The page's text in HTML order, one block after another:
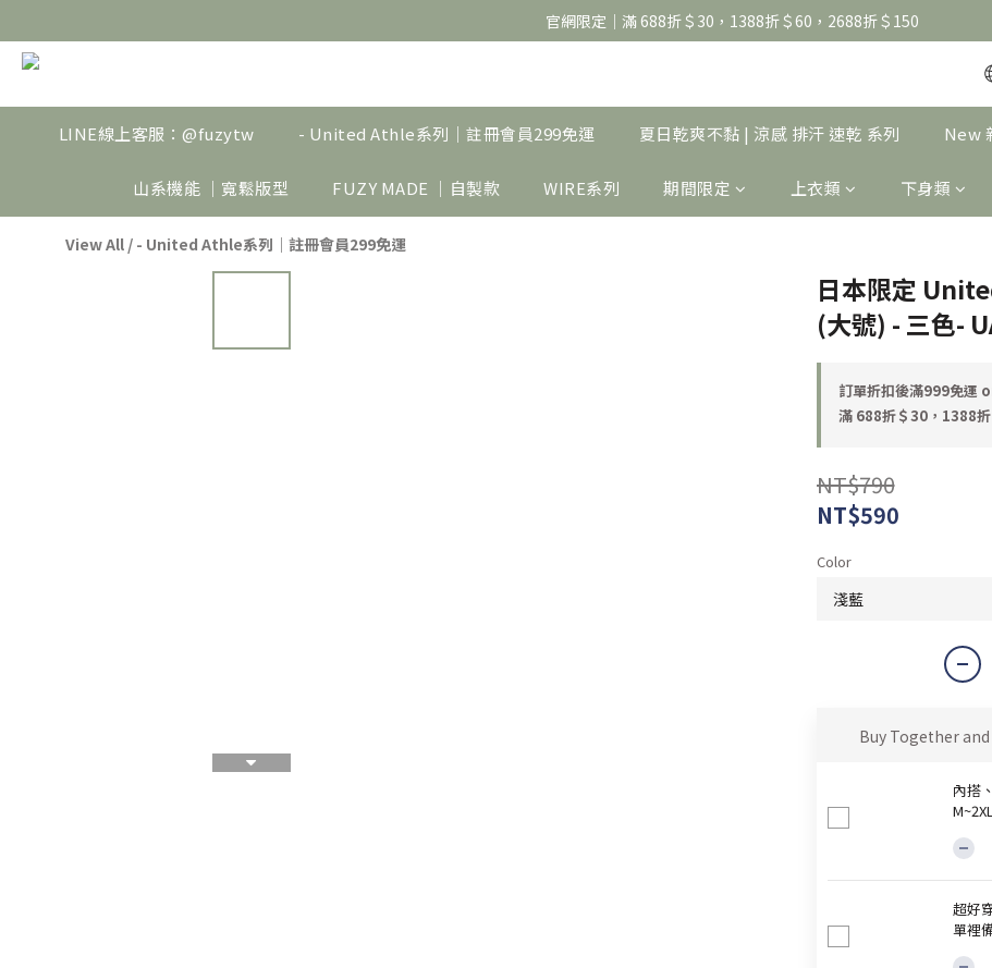
官網限定｜滿 688折＄30，1388折＄60，2688折＄150
官網限定｜滿 688折＄30，1388折＄60，2688折＄150
官網限定｜滿 688折＄30，1388折＄60，2688折＄150
LINE線上客服：@fuzytw - United Athle系列｜註冊會員299免運 夏日乾爽不黏 | 涼感 排汗 速乾 系列 New
山系機能 ｜寬鬆版型 FUZY MADE ｜自製款 WIRE系列 期間限定 上衣類 下身類
View All / - United Athle系列｜註冊會員299免運
日本限定
(大號) - 三色-
訂單折扣後滿999免運
滿 688折＄30，1388
NT$790
NT$590
Color
Buy Together and
內搭
超好
單裡